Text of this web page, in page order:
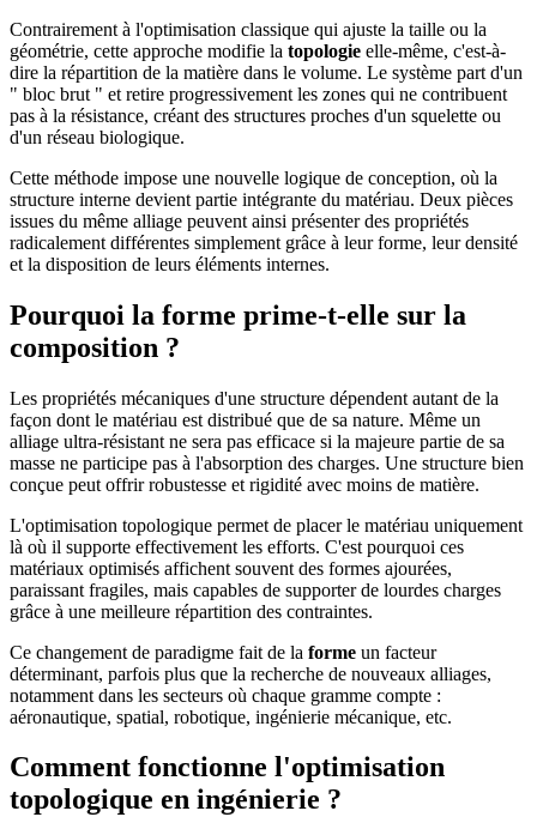
Contrairement à l'optimisation classique qui ajuste la taille ou la
géométrie, cette approche modifie la topologie elle-même, c'est-à-
dire la répartition de la matière dans le volume. Le système part d'un
" bloc brut " et retire progressivement les zones qui ne contribuent
pas à la résistance, créant des structures proches d'un squelette ou
d'un réseau biologique.
Cette méthode impose une nouvelle logique de conception, où la
structure interne devient partie intégrante du matériau. Deux pièces
issues du même alliage peuvent ainsi présenter des propriétés
radicalement différentes simplement grâce à leur forme, leur densité
et la disposition de leurs éléments internes.
Pourquoi la forme prime-t-elle sur la
composition ?
Les propriétés mécaniques d'une structure dépendent autant de la
façon dont le matériau est distribué que de sa nature. Même un
alliage ultra-résistant ne sera pas efficace si la majeure partie de sa
masse ne participe pas à l'absorption des charges. Une structure bien
conçue peut offrir robustesse et rigidité avec moins de matière.
L'optimisation topologique permet de placer le matériau uniquement
là où il supporte effectivement les efforts. C'est pourquoi ces
matériaux optimisés affichent souvent des formes ajourées,
paraissant fragiles, mais capables de supporter de lourdes charges
grâce à une meilleure répartition des contraintes.
Ce changement de paradigme fait de la forme un facteur
déterminant, parfois plus que la recherche de nouveaux alliages,
notamment dans les secteurs où chaque gramme compte :
aéronautique, spatial, robotique, ingénierie mécanique, etc.
Comment fonctionne l'optimisation
topologique en ingénierie ?